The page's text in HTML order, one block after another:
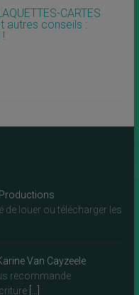
CARTES
autres conseils :
de louer ou télécharger les
Van Cayzeele
recommande